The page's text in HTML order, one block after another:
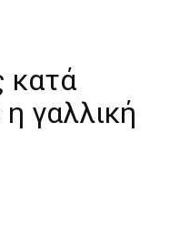
κατά
γαλλική